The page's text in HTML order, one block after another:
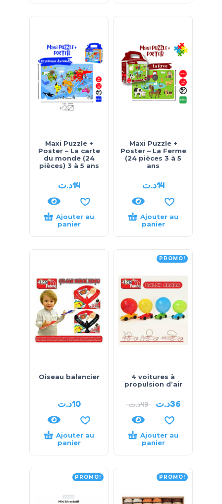
Maxi Puzzle +
Poster – La carte
du monde (24
pièces) 3 à 5 ans
14د.ت
Ajouter au
panier
Maxi Puzzle +
Poster – La Ferme
(24 pièces 3 à 5
ans
14د.ت
Ajouter au
panier
Oiseau balancier
10د.ت
Ajouter au
panier
PROMO!
4 voitures à
propulsion d’air
49د.ت 36د.ت
Ajouter au
panier
PROMO! PROMO!